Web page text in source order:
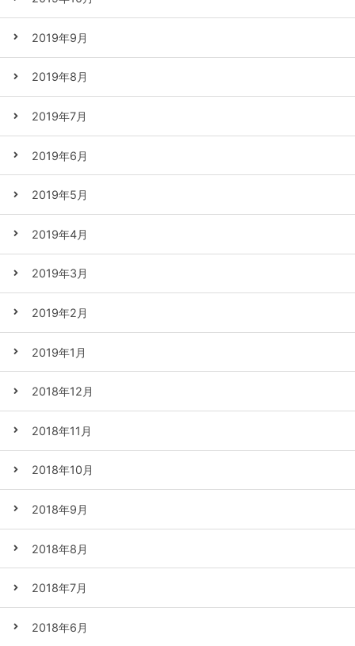
2019年9月
2019年8月
2019年7月
2019年6月
2019年5月
2019年4月
2019年3月
2019年2月
2019年1月
2018年12月
2018年11月
2018年10月
2018年9月
2018年8月
2018年7月
2018年6月